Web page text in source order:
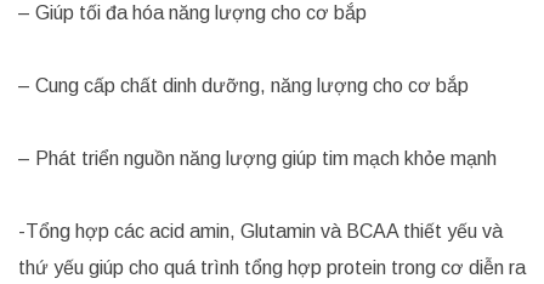
– Giúp tối đa hóa năng lượng cho cơ bắp
– Cung cấp chất dinh dưỡng, năng lượng cho cơ bắp
– Phát triển nguồn năng lượng giúp tim mạch khỏe mạnh
-Tổng hợp các acid amin, Glutamin và BCAA thiết yếu và
thứ yếu giúp cho quá trình tổng hợp protein trong cơ diễn ra